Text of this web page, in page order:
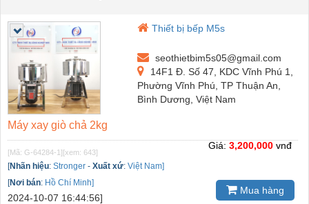
Thiết bị bếp M5s
seothietbim5s05@gmail.com
14F1 Đ. Số 47, KDC Vĩnh Phú 1,
Phường Vĩnh Phú, TP Thuận An,
Bình Dương, Việt Nam
Máy xay giò chả 2kg
[Mã: G-64284-1][xem: 643]
[Nhãn hiệu: Stronger - Xuất xứ: Việt Nam]
[Nơi bán: Hồ Chí Minh]
2024-10-07 16:44:56]
Giá: 3,200,000 vnđ
Mua hàng